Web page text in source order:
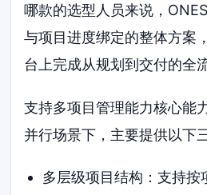
哪款的选型人员来说，
与项目进度绑定的整体方案
台上完成从规划到交付的全
支持多项目管理能力核心能
并行场景下，主要提供以下
多层级项目结构：支持按